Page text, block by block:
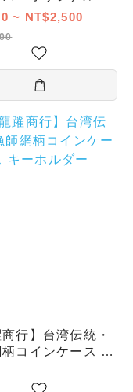
ス(3個セット/5
/16個セット)
~ NT$2,500
商行】台湾伝統・
コインケース キ
ー